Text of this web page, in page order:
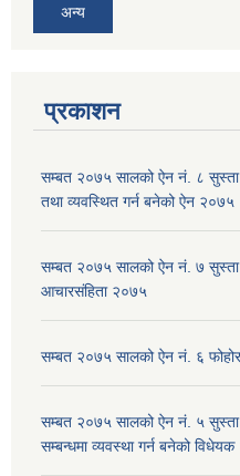
अन्य
प्रकाशन
सम्बत २०७५ सालको ऐन नं. ८ सुस्ता
तथा व्यवस्थित गर्न बनेको ऐन २०७५
सम्बत २०७५ सालको ऐन नं. ७ सुस्ता
आचारसंहिता २०७५
सम्बत २०७५ सालको ऐन नं. ६
सम्बत २०७५ सालको ऐन नं. ५ सुस्ता
सम्बन्धमा व्यवस्था गर्न बनेको